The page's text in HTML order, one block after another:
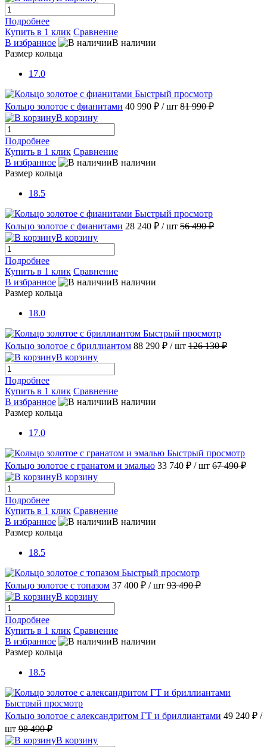
Подробнее
Купить в 1 клик Сравнение
В избранное
В наличии
Размер кольца
17.0
Быстрый просмотр
Кольцо золотое с фианитами 40 990 ₽ / шт 81 990 ₽
В корзину
Подробнее
Купить в 1 клик Сравнение
В избранное
В наличии
Размер кольца
18.5
Быстрый просмотр
Кольцо золотое с фианитами 28 240 ₽ / шт 56 490 ₽
В корзину
Подробнее
Купить в 1 клик Сравнение
В избранное
В наличии
Размер кольца
18.0
Быстрый просмотр
Кольцо золотое с бриллиантом 88 290 ₽ / шт 126 130 ₽
В корзину
Подробнее
Купить в 1 клик Сравнение
В избранное
В наличии
Размер кольца
17.0
Быстрый просмотр
Кольцо золотое с гранатом и эмалью 33 740 ₽ / шт 67 490 ₽
В корзину
Подробнее
Купить в 1 клик Сравнение
В избранное
В наличии
Размер кольца
18.5
Быстрый просмотр
Кольцо золотое с топазом 37 400 ₽ / шт 93 490 ₽
В корзину
Подробнее
Купить в 1 клик Сравнение
В избранное
В наличии
Размер кольца
18.5
Быстрый просмотр
Кольцо золотое с александритом ГТ и бриллиантами 49 240 ₽ /
шт 98 490 ₽
В корзину